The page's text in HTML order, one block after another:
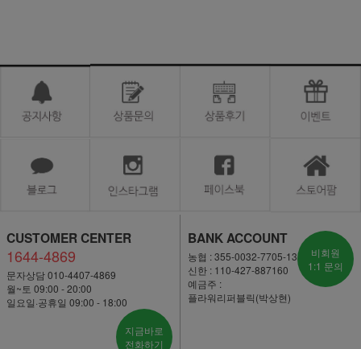
CUSTOMER CENTER
1644-4869
문자상담 010-4407-4869
월~토 09:00 - 20:00
일요일·공휴일 09:00 - 18:00
지금바로
전화하기
BANK ACCOUNT
농협 : 355-0032-7705-13
신한 : 110-427-887160
예금주 :
플라워리퍼블릭(박상현)
비회원
1:1 문의